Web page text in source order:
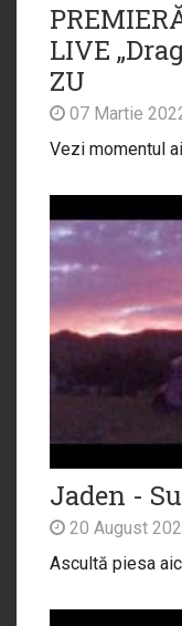
LIVE
ZU
07 Martie
Vezi momentul
Jaden -
20 August
Ascultă piesa